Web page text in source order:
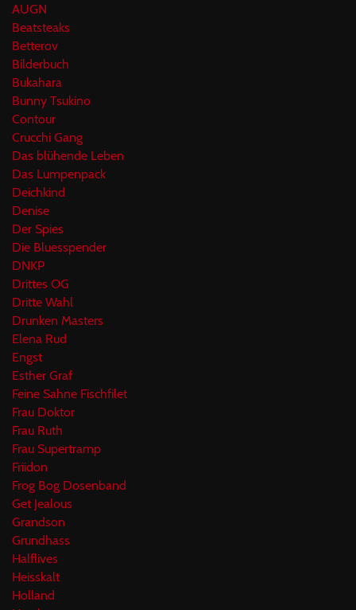
AUGN
Beatsteaks
Betterov
Bilderbuch
Bukahara
Bunny Tsukino
Contour
Crucchi Gang
Das blühende Leben
Das Lumpenpack
Deichkind
Denise
Der Spies
Die Bluesspender
DNKP
Drittes OG
Dritte Wahl
Drunken Masters
Elena Rud
Engst
Esther Graf
Feine Sahne Fischfilet
Frau Doktor
Frau Ruth
Frau Supertramp
Friidon
Frog Bog Dosenband
Get Jealous
Grandson
Grundhass
Halflives
Heisskalt
Holland